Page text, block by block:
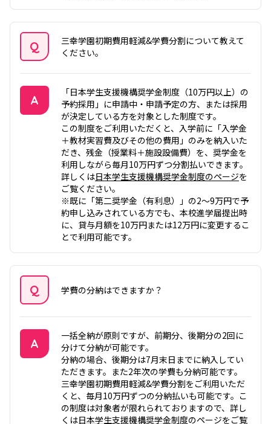
Q
三幸学園初期費用軽減&学費分割について教えて
ください。
A
「日本学生支援機構奨学金制度（10万円以上）の
予約採用」に申請中・申請予定の方、または採用
が決定している方を対象とした制度です。
この制度をご利用いただくと、入学前に「入学金
＋教材実習費及びその他の費用」のみを納入いた
だき、残金（授業料＋施設設備費）を、奨学金を
利用しながら毎月10万円ずつ分割払いできます。
詳しくは日本学生支援機構奨学金制度のページを
ご覧ください。
※既に「第二奨学金（有利息）」の2〜9万円で予
約申し込みされている方でも、本校進学届提出時
に、貸与月額を10万円または12万円に変更するこ
とで利用可能です。
Q 学費の分納はできますか？
A
一括全納が原則ですが、前期分、後期分の2回に
分けて分納が可能です。
分納の場合、後期分は7月末日までに納入してい
ただきます。また2年次の学費も分納可能です。
三幸学園初期費用軽減&学費分割をご利用いただ
くと、毎月10万円ずつの分納払いも可能です。こ
の制度は対象者が限れられておりますので、詳し
くは日本学生支援機構奨学金制度のページをご覧